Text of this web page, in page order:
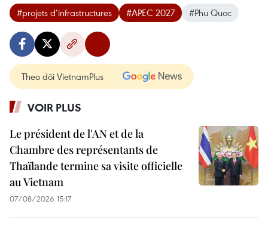
#projets d’infrastructures #APEC 2027 #Phu Quoc
Theo dõi VietnamPlus
VOIR PLUS
Le président de l'AN et de la
Chambre des représentants de
Thaïlande termine sa visite officielle
au Vietnam
07/08/2026 15:17